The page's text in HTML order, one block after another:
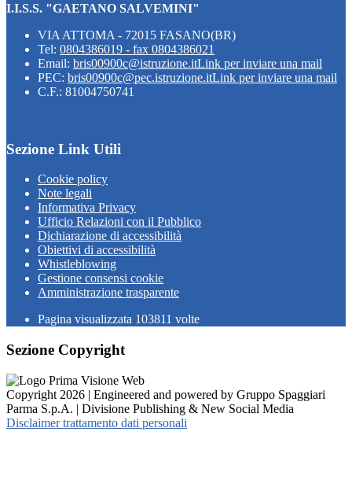
I.I.S.S. "GAETANO SALVEMINI"
VIA ATTOMA - 72015 FASANO(BR)
Tel: 0804386019 - fax 0804386021
Email: bris00900c@istruzione.itLink per inviare una mail
PEC: bris00900c@pec.istruzione.itLink per inviare una mail
C.F.: 81004750741
Sezione Link Utili
Cookie policy
Note legali
Informativa Privacy
Ufficio Relazioni con il Pubblico
Dichiarazione di accessibilità
Obiettivi di accessibilità
Whistleblowing
Gestione consensi cookie
Amministrazione trasparente
Pagina visualizzata 103811 volte
Sezione Copyright
Copyright 2026 | Engineered and powered by Gruppo Spaggiari
Parma S.p.A. | Divisione Publishing & New Social Media
Disclaimer trattamento dati personali